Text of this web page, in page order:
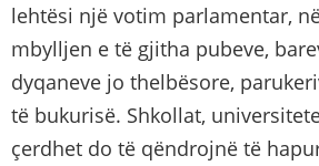
lehtësi një votim parlamentar,
mbylljen e të gjitha pubeve,
dyqaneve jo thelbësore,
të bukurisë. Shkollat,
çerdhet do të qëndrojnë të